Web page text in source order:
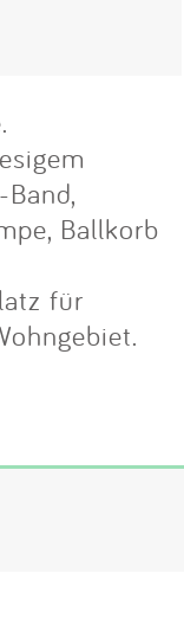
Ballkorb
für